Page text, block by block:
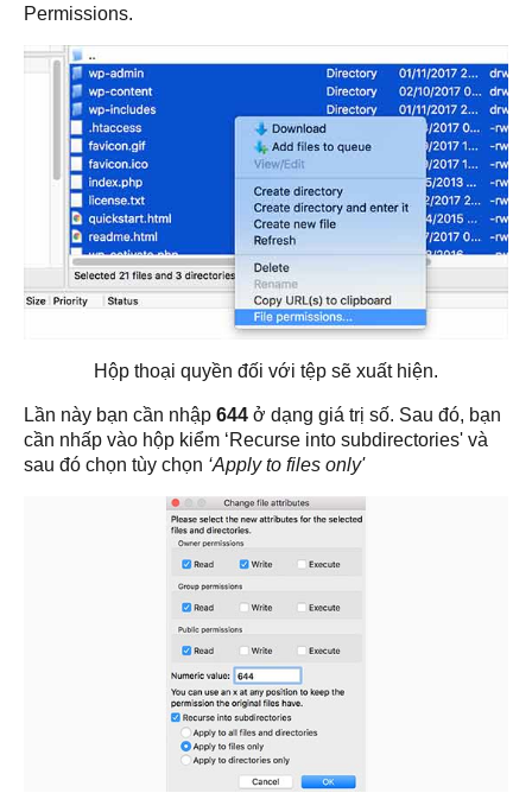
Permissions.
Hộp thoại quyền đối với tệp sẽ xuất hiện.
Lần này bạn cần nhập 644 ở dạng giá trị số. Sau đó, bạn
cần nhấp vào hộp kiểm ‘Recurse into subdirectories' và
sau đó chọn tùy chọn ‘Apply to files only'